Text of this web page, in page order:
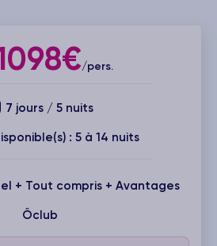
/pers.
7 jours / 5 nuits
: 5 à 14 nuits
+ Tout compris + Avantages
Ôclub